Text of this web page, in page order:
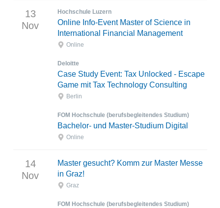
13
Nov
Hochschule Luzern
Online Info-Event Master of Science in
International Financial Management
Online
Deloitte
Case Study Event: Tax Unlocked - Escape
Game mit Tax Technology Consulting
Berlin
FOM Hochschule (berufsbegleitendes Studium)
Bachelor- und Master-Studium Digital
Online
14
Nov
Master gesucht? Komm zur Master Messe
in Graz!
Graz
FOM Hochschule (berufsbegleitendes Studium)